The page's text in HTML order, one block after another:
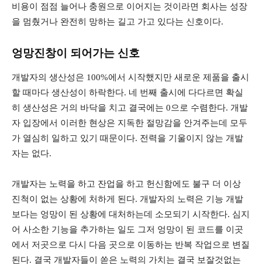
비용이 점점 늘어나 충원으로 이어지는 것이라면 회사는 성장
을 멈췄거나 완전히 망하는 길고 가고 있다는 신호이다.
엉망진창이 되어가는 신호
개발자의 생산성은 100%에서 시작했지만 새로운 제품을 출시
할 때마다 생산성이 하락한다. 네 번째 출시에 다다르면 확실
히 생산성은 거의 바닥을 치고 결국에는 0으로 수렴한다. 개발
자 입장에서 이러한 현상은 지독한 절망감을 안겨주는데 모두
가 열심히 일하고 있기 때문이다. 전력을 기울이지 않는 개발
자는 없다.
개발자는 노력을 하고 잔업을 하고 헌신함에도 불구 더 이상
진척이 없는 상황에 처하게 된다. 개발자의 노력은 기능 개발
보다는 엉망이 된 상황에 대처하는데 소모되기 시작한다. 심지
어 사소한 기능을 추가하는 일도 그저 엉망이 된 코드를 이곳
에서 저곳으로 다시 다음 곳으로 이동하는 반복 작업으로 변질
된다. 결국 개발자들이 쏟은 노력의 가치는 결국 보잘것없는